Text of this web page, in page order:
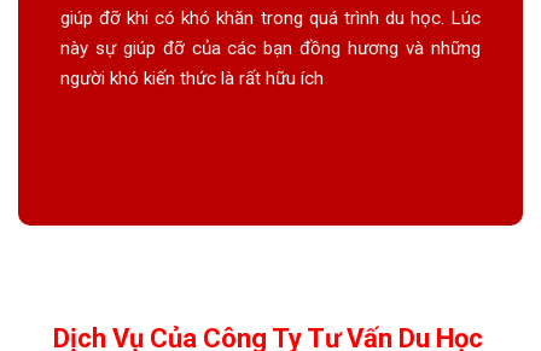
giúp đỡ khi có khó khăn trong quá trình du học. Lúc
này sự giúp đỡ của các bạn đồng hương và những
người khó kiến thức là rất hữu ích
Dịch Vụ Của Công Ty Tư Vấn Du Học